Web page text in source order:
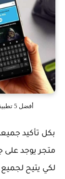
أفضل 5 تطبيقات أندرويد جديدة 2022 خارج متجر جوجل بلاي
بكل تأكيد
متجر يوجد على
لكي يتيح